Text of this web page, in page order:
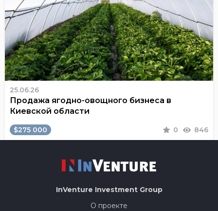
25.06.26
Продажа ягодно-овощного бизнеса в
Киевской области
$275 000 0 846
InVenture Investment Group
О проекте